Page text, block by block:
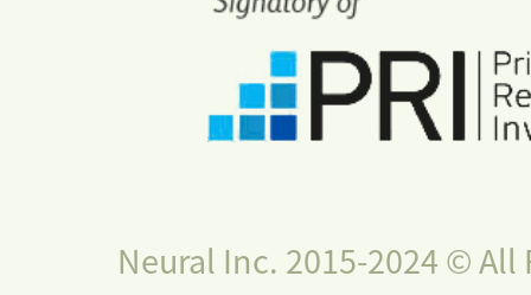
Neural Inc. 2015-2024 © All